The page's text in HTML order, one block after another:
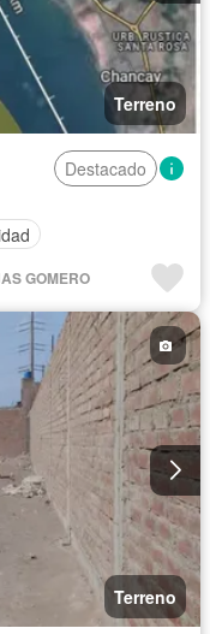
Terreno
Destacado
GOMERO
Terreno